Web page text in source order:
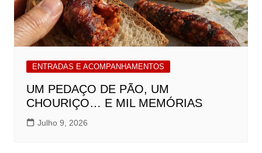
ENTRADAS E ACOMPANHAMENTOS
UM PEDAÇO DE PÃO, UM
CHOURIÇO… E MIL MEMÓRIAS
Julho 9, 2026